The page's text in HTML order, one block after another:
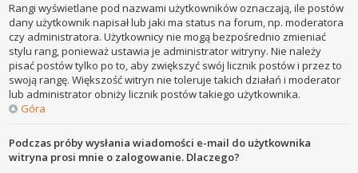
Rangi wyświetlane pod nazwami użytkowników oznaczają, ile postów
dany użytkownik napisał lub jaki ma status na forum, np. moderatora
czy administratora. Użytkownicy nie mogą bezpośrednio zmieniać
stylu rang, ponieważ ustawia je administrator witryny. Nie należy
pisać postów tylko po to, aby zwiększyć swój licznik postów i przez to
swoją rangę. Większość witryn nie toleruje takich działań i moderator
lub administrator obniży licznik postów takiego użytkownika.
Góra
Podczas próby wysłania wiadomości e-mail do użytkownika
witryna prosi mnie o zalogowanie. Dlaczego?